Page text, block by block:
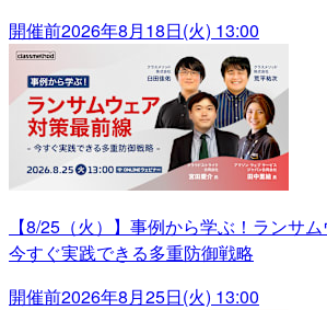
開催前2026年8月18日(火) 13:00
【8/25（火）】事例から学ぶ！ランサ
今すぐ実践できる多重防御戦略
開催前2026年8月25日(火) 13:00